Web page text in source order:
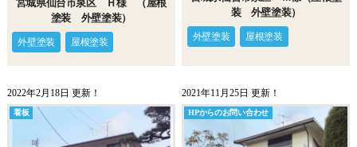
宮城県仙台市泉区 Ｈ様 （屋根
塗装 外壁塗装）
外壁塗装 屋根塗装
装 外壁塗装）
外壁塗装 屋根塗装
2022年2月18日 更新！
看板
2021年11月25日 更新！
HPからのお問い合わせ